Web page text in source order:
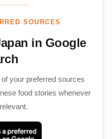
SOURCES
in Google
your preferred sources
food stories whenever